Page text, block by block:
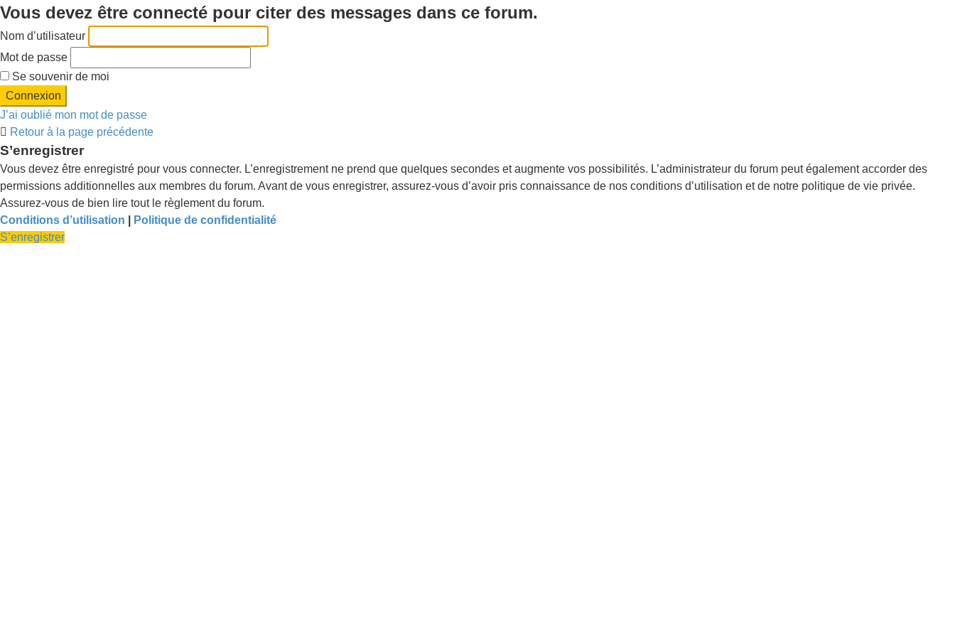
Vous devez être connecté pour citer des messages dans ce forum.
Nom d’utilisateur
Mot de passe
Se souvenir de moi
J’ai oublié mon mot de passe
Retour à la page précédente
S’enregistrer
Vous devez être enregistré pour vous connecter. L’enregistrement ne prend que quelques secondes et augmente vos possibilités. L’administrateur du forum peut également accorder des
permissions additionnelles aux membres du forum. Avant de vous enregistrer, assurez-vous d’avoir pris connaissance de nos conditions d’utilisation et de notre politique de vie privée.
Assurez-vous de bien lire tout le règlement du forum.
Conditions d’utilisation
Politique de confidentialité
S’enregistrer